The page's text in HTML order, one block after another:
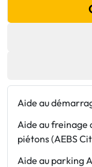
Aide au
Aide au
piétons (AEBS
Aide au parking